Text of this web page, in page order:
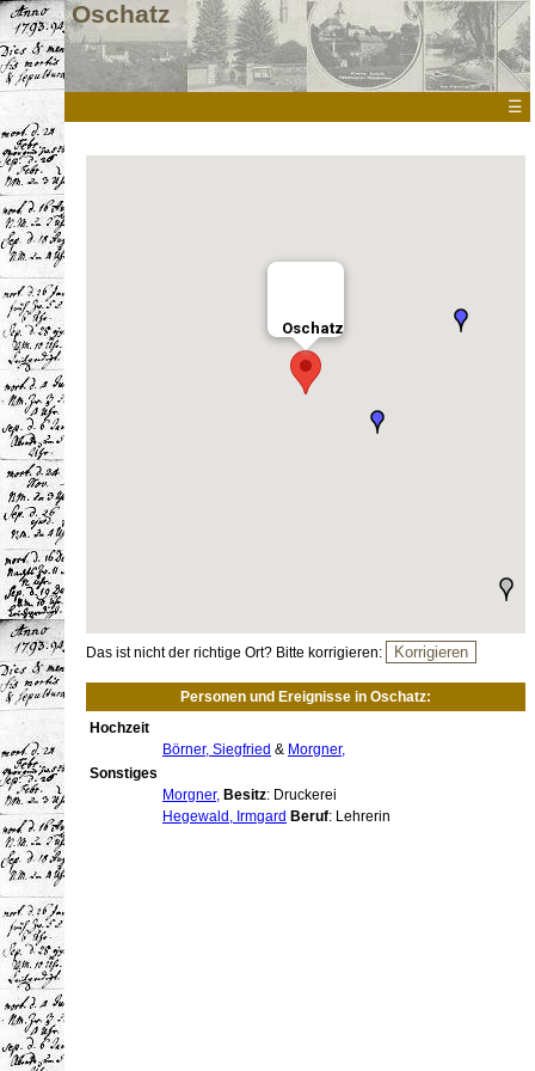
Oschatz
☰
Oschatz
Das ist nicht der richtige Ort? Bitte korrigieren:
Personen und Ereignisse in Oschatz:
Hochzeit
Börner, Siegfried & Morgner,
Sonstiges
Morgner, Besitz: Druckerei
Hegewald, Irmgard Beruf: Lehrerin